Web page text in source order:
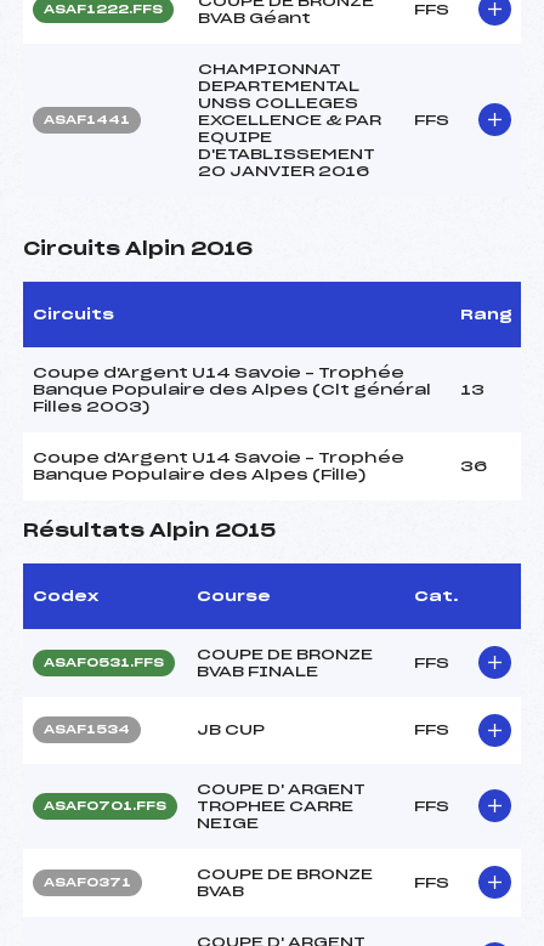
ASAF1222.FFS
BVAB Géant
FFS
ASAF1441
CHAMPIONNAT
DEPARTEMENTAL
UNSS COLLEGES
EXCELLENCE & PAR
EQUIPE
D'ETABLISSEMENT
20 JANVIER 2016
FFS
Circuits Alpin 2016
Circuits Rang
Coupe d'Argent U14 Savoie – Trophée
Banque Populaire des Alpes (Clt général
Filles 2003)
13
Coupe d'Argent U14 Savoie – Trophée
Banque Populaire des Alpes (Fille)
36
Résultats Alpin 2015
Codex Course Cat.
ASAF0531.FFS
COUPE DE BRONZE
BVAB FINALE
FFS
ASAF1534 JB CUP FFS
ASAF0701.FFS
COUPE D' ARGENT
TROPHEE CARRE
NEIGE
FFS
ASAF0371
COUPE DE BRONZE
BVAB
FFS
COUPE D' ARGENT